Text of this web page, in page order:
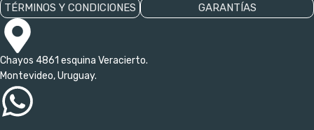
TÉRMINOS Y CONDICIONES GARANTÍAS
Chayos 4861 esquina Veracierto.
Montevideo, Uruguay.